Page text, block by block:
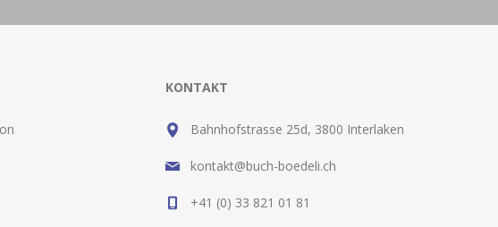
KONTAKT
Bahnhofstrasse 25d, 3800 Interlaken
kontakt@buch-boedeli.ch
+41 (0) 33 821 01 81